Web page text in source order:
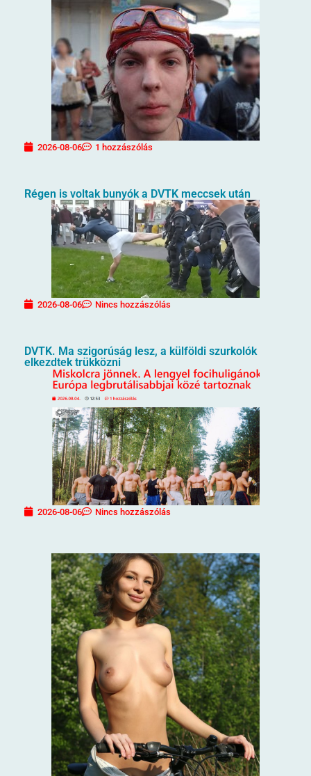
2026-08-06 1 hozzászólás
Régen is voltak bunyók a DVTK meccsek után
2026-08-06 Nincs hozzászólás
DVTK. Ma szigorúság lesz, a külföldi szurkolók
elkezdtek trükközni
2026-08-06 Nincs hozzászólás